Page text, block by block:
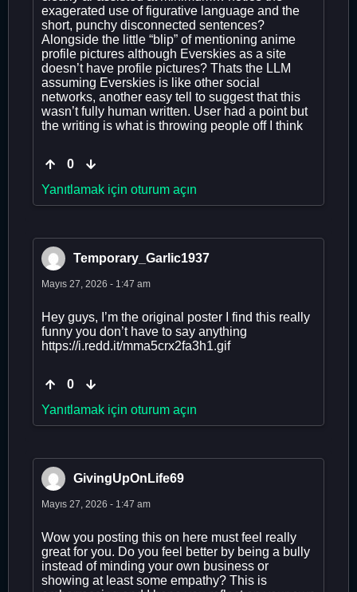
exagerated use of figurative language and the
short, punchy disconnected sentences?
Alongside the little “blip” of mentioning anime
profile pictures although Everskies as a site
doesn’t have profile pictures? Thats the LLM
assuming Everskies is like other social
networks, another easy tell to suggest that this
wasn’t fully human written. User had a point but
the writing is what is throwing people off I think
0
Yanıtlamak için oturum açın
Temporary_Garlic1937
Mayıs 27, 2026 - 1:47 am
Hey guys, I’m the original poster I find this really
funny you don’t have to say anything
https://i.redd.it/mma5crx2fa3h1.gif
0
Yanıtlamak için oturum açın
GivingUpOnLife69
Mayıs 27, 2026 - 1:47 am
Wow you posting this on here must feel really
great for you. Do you feel better by being a bully
instead of minding your own business or
showing at least some empathy? This is